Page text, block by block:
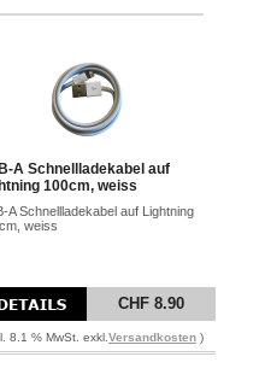
A Schnellladekabel auf
100cm, weiss
A Schnellladekabel auf Lightning
weiss
CHF 8.90
8.1 % MwSt. exkl. Versandkosten )